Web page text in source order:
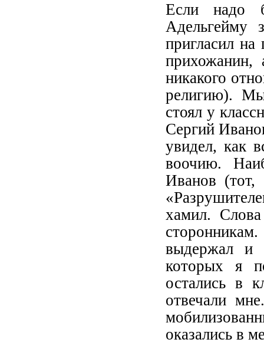
Если надо
пригласил
никакого
религию). Мы
стоял у
Сергий
увидел, как
воочию.
Иванов (тот,
хамил.
выдержал и
которых я
остались в
отвечали
оказались в